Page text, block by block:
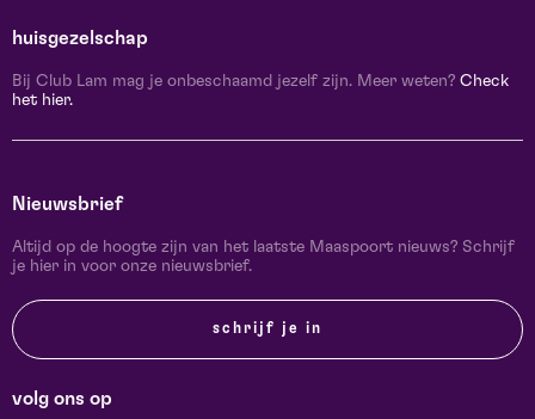
huisgezelschap
Bij Club Lam mag je onbeschaamd jezelf zijn. Meer weten? Check
het hier.
Nieuwsbrief
Altijd op de hoogte zijn van het laatste Maaspoort nieuws? Schrijf
je hier in voor onze nieuwsbrief.
schrijf je in
volg ons op